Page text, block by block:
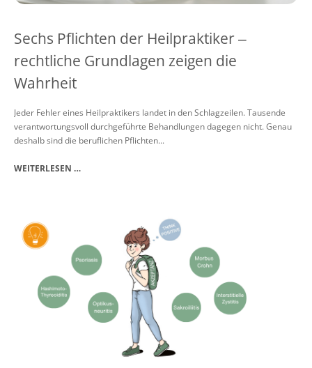
Sechs Pflichten der Heilpraktiker ‒
rechtliche Grundlagen zeigen die
Wahrheit
Jeder Fehler eines Heilpraktikers landet in den Schlagzeilen. Tausende
verantwortungsvoll durchgeführte Behandlungen dagegen nicht. Genau
deshalb sind die beruflichen Pflichten...
WEITERLESEN …